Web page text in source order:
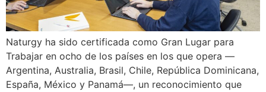
Naturgy ha sido certificada como Gran Lugar para
Trabajar en ocho de los países en los que opera —
Argentina, Australia, Brasil, Chile, República Dominicana,
España, México y Panamá—, un reconocimiento que